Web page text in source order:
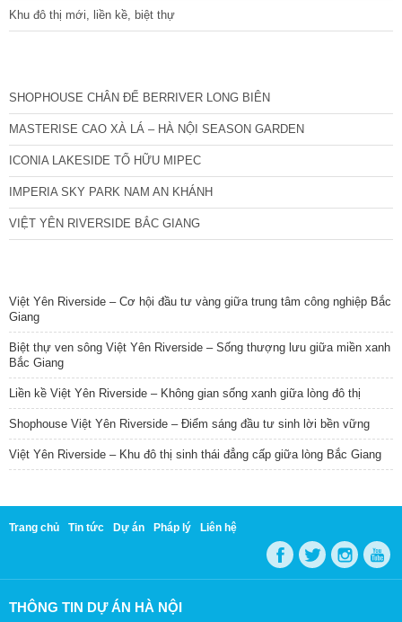
Khu đô thị mới, liền kề, biệt thự
SHOPHOUSE CHÂN ĐẾ BERRIVER LONG BIÊN
MASTERISE CAO XÀ LÁ – HÀ NỘI SEASON GARDEN
ICONIA LAKESIDE TỐ HỮU MIPEC
IMPERIA SKY PARK NAM AN KHÁNH
VIỆT YÊN RIVERSIDE BẮC GIANG
Việt Yên Riverside – Cơ hội đầu tư vàng giữa trung tâm công nghiệp Bắc
Giang
Biệt thự ven sông Việt Yên Riverside – Sống thượng lưu giữa miền xanh
Bắc Giang
Liền kề Việt Yên Riverside – Không gian sống xanh giữa lòng đô thị
Shophouse Việt Yên Riverside – Điểm sáng đầu tư sinh lời bền vững
Việt Yên Riverside – Khu đô thị sinh thái đẳng cấp giữa lòng Bắc Giang
Trang chủ Tin tức Dự án Pháp lý Liên hệ
THÔNG TIN DỰ ÁN HÀ NỘI